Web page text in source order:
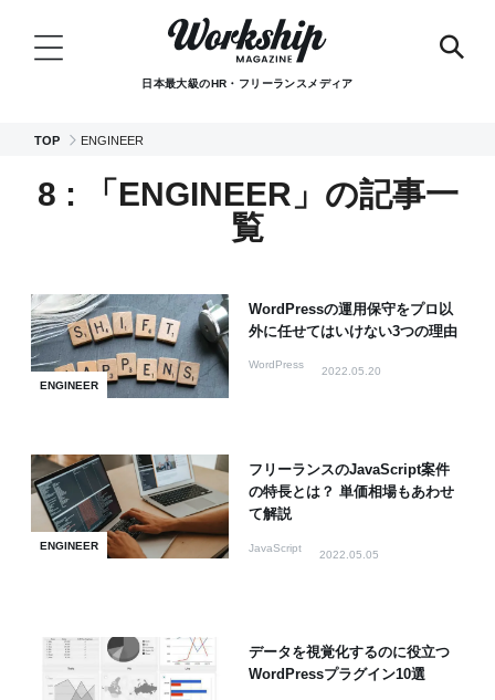
日本最大級のHR・フリーランスメディア
TOP ENGINEER
8 : 「ENGINEER」の記事一
覧
ENGINEER
WordPressの運用保守をプロ以
外に任せてはいけない3つの理由
WordPress
2022.05.20
ENGINEER
フリーランスのJavaScript案件
の特長とは？ 単価相場もあわせ
て解説
JavaScript
2022.05.05
データを視覚化するのに役立つ
WordPressプラグイン10選